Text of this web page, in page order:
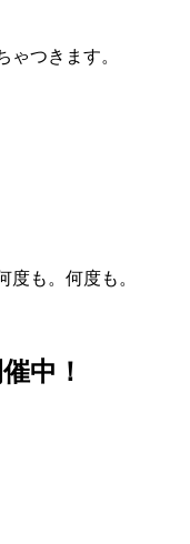
ゃつきます。
度も。何度も。
中！